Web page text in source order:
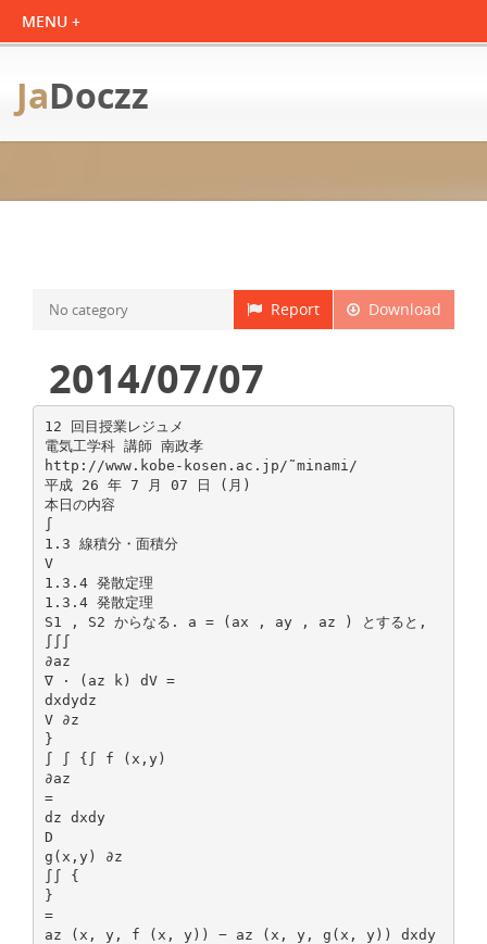
JaDoczz
Download
Report
No category
2014/07/07
12 回目授業レジュメ
電気工学科 講師 南政孝
http://www.kobe-kosen.ac.jp/˜minami/
平成 26 年 7 月 07 日 (月)
本日の内容
∫
1.3 線積分・面積分
V
1.3.4 発散定理
1.3.4 発散定理
S1 , S2 からなる. a = (ax , ay , az ) とすると,
∫∫∫
∂az
∇ · (az k) dV =
dxdydz
V ∂z
}
∫ ∫ {∫ f (x,y)
∂az
=
dz dxdy
D
g(x,y) ∂z
∫∫ {
}
=
az (x, y, f (x, y)) − az (x, y, g(x, y)) dxdy